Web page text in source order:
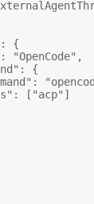
: {
: "OpenCode" ,
: {
:
: [ "acp" ]